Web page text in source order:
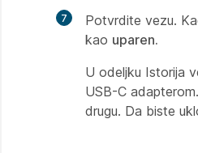
7
Potvrdite vezu.
kao uparen.
U odeljku Istorija
USB-C
drugu. Da biste